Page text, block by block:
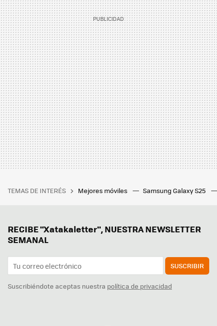
TEMAS DE INTERÉS Mejores móviles Samsung Galaxy S25
RECIBE "Xatakaletter", NUESTRA NEWSLETTER
SEMANAL
SUSCRIBIR
Suscribiéndote aceptas nuestra política de privacidad